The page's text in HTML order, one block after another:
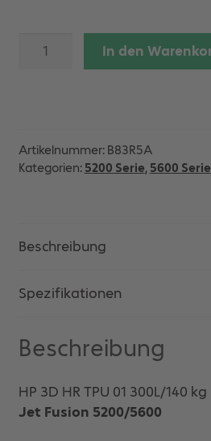
300L/140 kg
Menge
In den
Artikelnummer: B83R5A
Kategorien: 5200 Serie, 5600 Serie
Beschreibung
Spezifikationen
Beschreibung
HP 3D HR TPU 01 300L/140
Jet Fusion 5200/5600